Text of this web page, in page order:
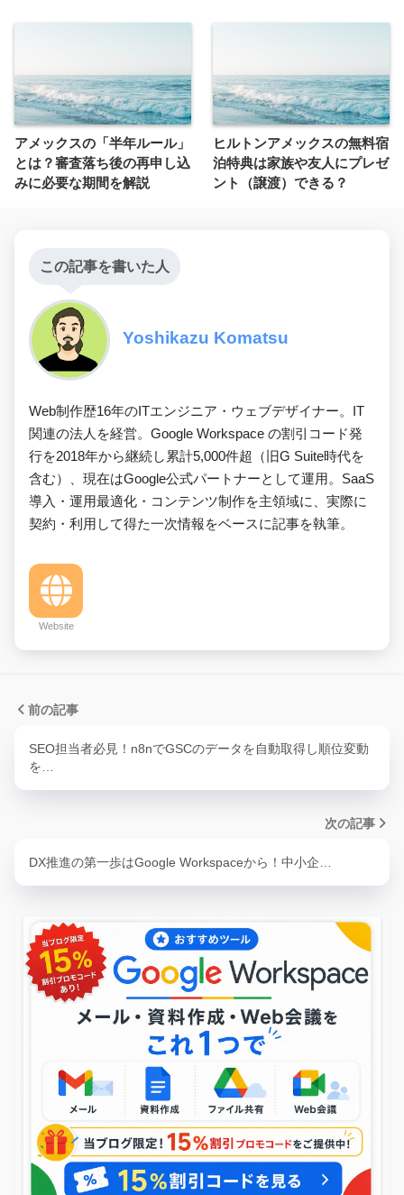
アメックスの「半年ルール」
とは？審査落ち後の再申し込
みに必要な期間を解説
ヒルトンアメックスの無料宿
泊特典は家族や友人にプレゼ
ント（譲渡）できる？
この記事を書いた人
Yoshikazu Komatsu
Web制作歴16年のITエンジニア・ウェブデザイナー。IT
関連の法人を経営。Google Workspace の割引コード発
行を2018年から継続し累計5,000件超（旧G Suite時代を
含む）、現在はGoogle公式パートナーとして運用。SaaS
導入・運用最適化・コンテンツ制作を主領域に、実際に
契約・利用して得た一次情報をベースに記事を執筆。
Website
前の記事
SEO担当者必見！n8nでGSCのデータを自動取得し順位変動
を…
次の記事
DX推進の第一歩はGoogle Workspaceから！中小企…